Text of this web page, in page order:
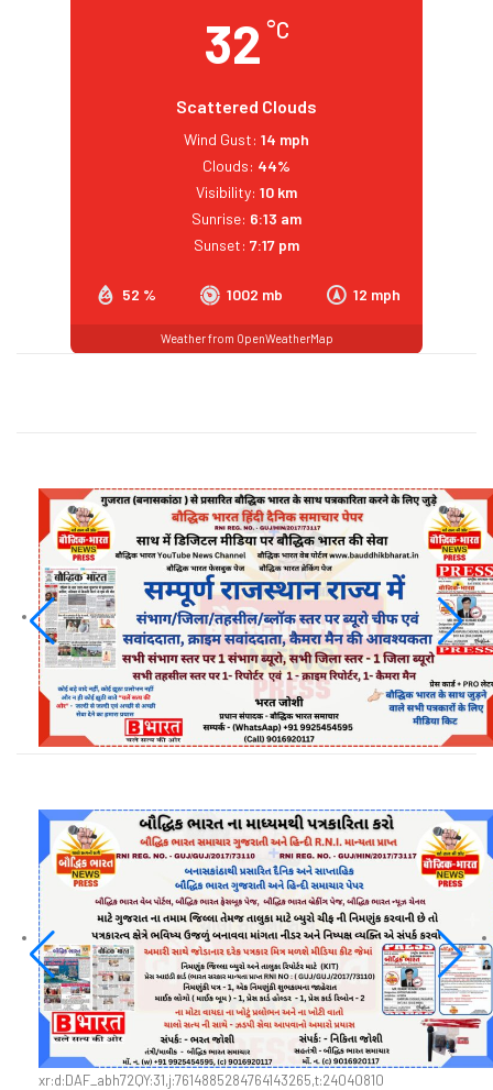
32 °C
Scattered Clouds
52 % 1002 mb 12 mph
Wind Gust: 14 mph
Clouds: 44%
Visibility: 10 km
Sunrise: 6:13 am
Sunset: 7:17 pm
Weather from OpenWeatherMap
xr:d:DAF_abh72QY:31,j:7614885284764143265,t:24040810